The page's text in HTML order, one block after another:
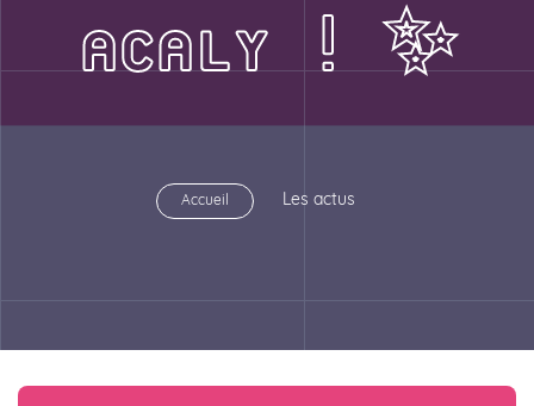
ACALY ! ✨
Accueil Les actus